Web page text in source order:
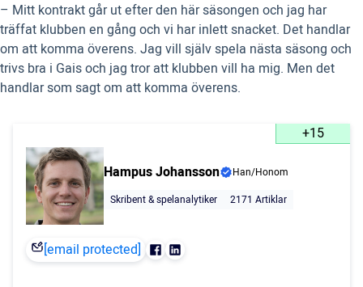
– Mitt kontrakt går ut efter den här säsongen och jag har
träffat klubben en gång och vi har inlett snacket. Det handlar
om att komma överens. Jag vill själv spela nästa säsong och
trivs bra i Gais och jag tror att klubben vill ha mig. Men det
handlar som sagt om att komma överens.
+15
Hampus Johansson
Han/Honom
Skribent & spelanalytiker
2171 Artiklar
[email protected]